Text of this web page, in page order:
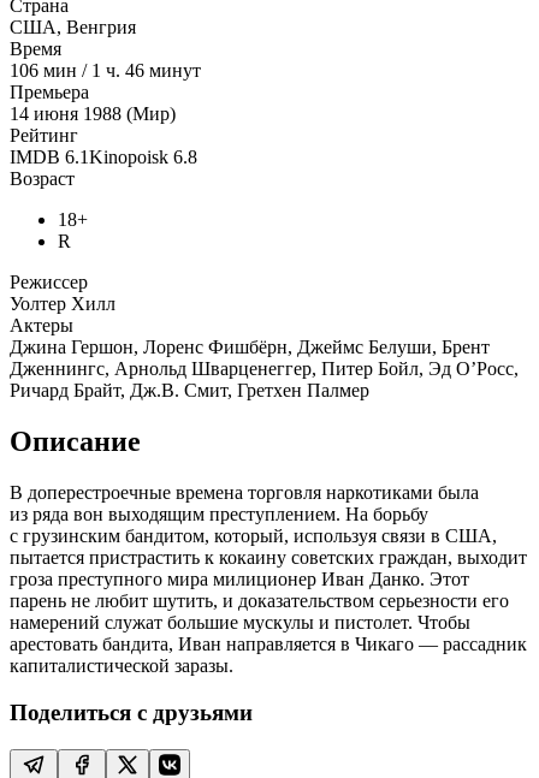
Страна
США, Венгрия
Время
106 мин / 1 ч. 46 минут
Премьера
14 июня 1988 (Мир)
Рейтинг
IMDB 6.1Kinopoisk 6.8
Возраст
18+
R
Режиссер
Уолтер Хилл
Актеры
Джина Гершон, Лоренс Фишбёрн, Джеймс Белуши, Брент
Дженнингс, Арнольд Шварценеггер, Питер Бойл, Эд О’Росс,
Ричард Брайт, Дж.В. Смит, Гретхен Палмер
Описание
В доперестроечные времена торговля наркотиками была
из ряда вон выходящим преступлением. На борьбу
с грузинским бандитом, который, используя связи в США,
пытается пристрастить к кокаину советских граждан, выходит
гроза преступного мира милиционер Иван Данко. Этот
парень не любит шутить, и доказательством серьезности его
намерений служат большие мускулы и пистолет. Чтобы
арестовать бандита, Иван направляется в Чикаго — рассадник
капиталистической заразы.
Поделиться с друзьями